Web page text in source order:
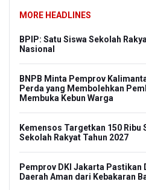
MORE HEADLINES
BPIP: Satu Siswa Sekolah
Nasional
BNPB Minta Pemprov
Perda yang Membolehkan
Membuka Kebun Warga
Kemensos Targetkan 150
Sekolah Rakyat Tahun 2027
Pemprov DKI Jakarta Pastikan
Daerah Aman dari Kebakaran